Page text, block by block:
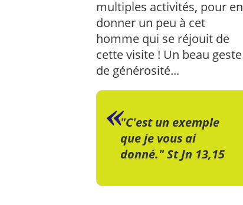
multiples activités, pour en
donner un peu à cet
homme qui se réjouit de
cette visite ! Un beau geste
de générosité...
"C'est un exemple
que je vous ai
donné." St Jn 13,15